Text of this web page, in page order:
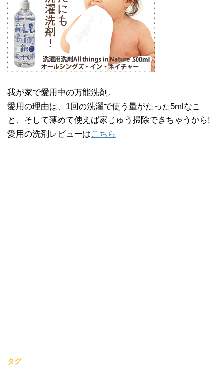
我が家で愛用中の万能洗剤。
愛用の理由は、1回の洗濯で使う量がたった5mlなこ
と、そして薄めて使えば家じゅう掃除できちゃうから!
愛用の洗剤レビューはこちら
タグ